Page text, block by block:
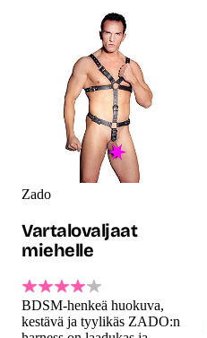
Zado
Vartalovaljaat
miehelle
BDSM-henkeä huokuva,
kestävä ja tyylikäs ZADO:n